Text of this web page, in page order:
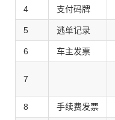
4 支付码牌
5 逃单记录
6 车主发票
7
8 手续费发票